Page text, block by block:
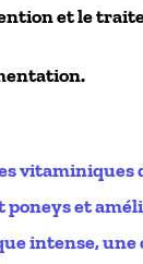
et le
et
intense,